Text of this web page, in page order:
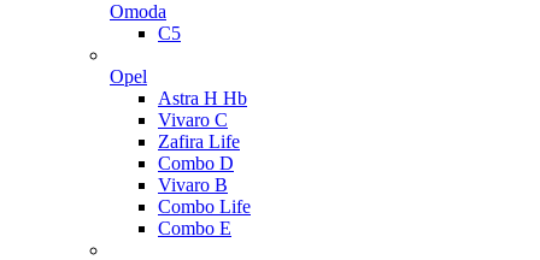
Omoda
C5
Opel
Astra H Hb
Vivaro C
Zafira Life
Combo D
Vivaro B
Combo Life
Combo E